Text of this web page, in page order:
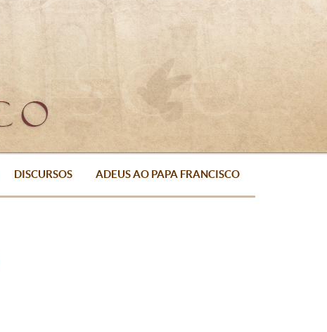
DISCURSOS ADEUS AO PAPA FRANCISCO